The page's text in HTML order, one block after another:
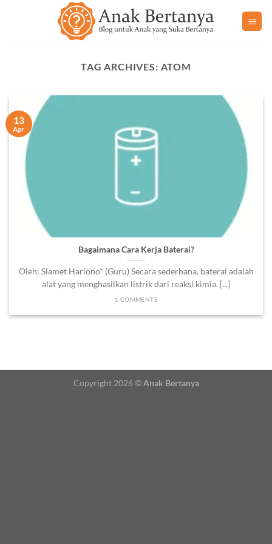
TAG ARCHIVES: ATOM
Bagaimana Cara Kerja Baterai?
Oleh: Slamet Hariono* (Guru) Secara sederhana, baterai adalah
alat yang menghasilkan listrik dari reaksi kimia. [...]
1 COMMENTS
13
Apr
Copyright 2026 ©Anak Bertanya